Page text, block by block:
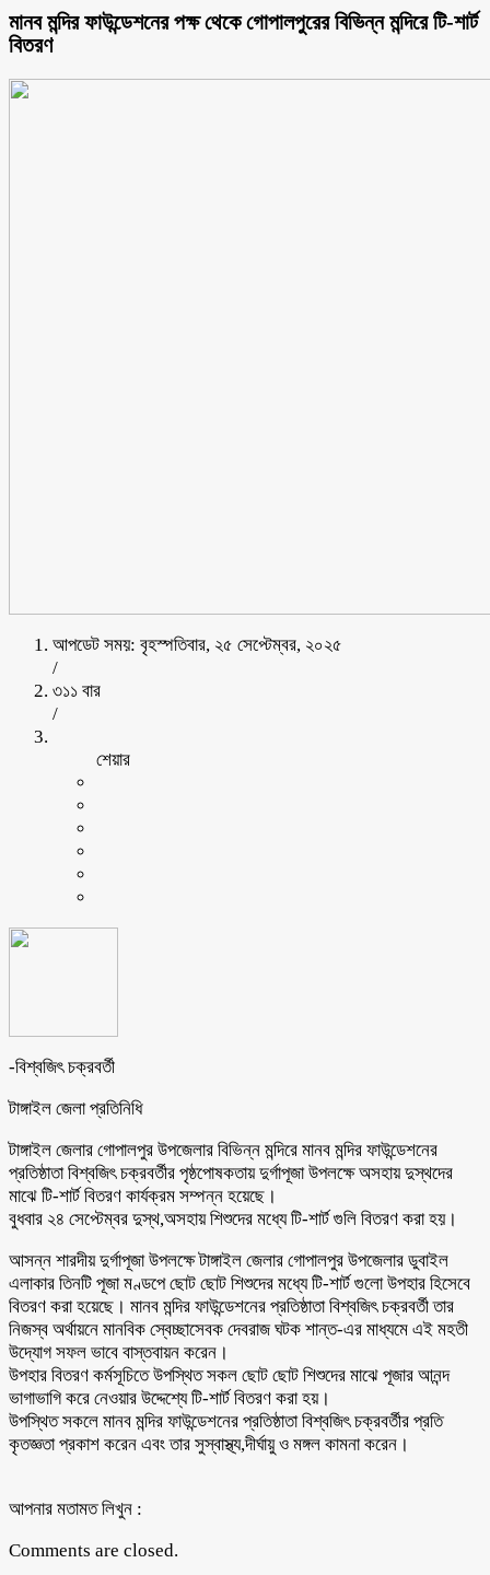
মানব মন্দির ফাউন্ডেশনের পক্ষ থেকে গোপালপুরের বিভিন্ন মন্দিরে টি-শার্ট
বিতরণ
আপডেট সময়: বৃহস্পতিবার, ২৫ সেপ্টেম্বর, ২০২৫
/
৩১১ বার
/
শেয়ার
-বিশ্বজিৎ চক্রবর্তী
টাঙ্গাইল জেলা প্রতিনিধি
টাঙ্গাইল জেলার গোপালপুর উপজেলার বিভিন্ন মন্দিরে মানব মন্দির ফাউন্ডেশনের
প্রতিষ্ঠাতা বিশ্বজিৎ চক্রবর্তীর পৃষ্ঠপোষকতায় দুর্গাপূজা উপলক্ষে অসহায় দুস্থদের
মাঝে টি-শার্ট বিতরণ কার্যক্রম সম্পন্ন হয়েছে।
বুধবার ২৪ সেপ্টেম্বর দুস্থ,অসহায় শিশুদের মধ্যে টি-শার্ট গুলি বিতরণ করা হয়।
আসন্ন শারদীয় দুর্গাপূজা উপলক্ষে টাঙ্গাইল জেলার গোপালপুর উপজেলার ডুবাইল
এলাকার তিনটি পূজা মণ্ডপে ছোট ছোট শিশুদের মধ্যে টি-শার্ট গুলো উপহার হিসেবে
বিতরণ করা হয়েছে। মানব মন্দির ফাউন্ডেশনের প্রতিষ্ঠাতা বিশ্বজিৎ চক্রবর্তী তার
নিজস্ব অর্থায়নে মানবিক স্বেচ্ছাসেবক দেবরাজ ঘটক শান্ত-এর মাধ্যমে এই মহতী
উদ্যোগ সফল ভাবে বাস্তবায়ন করেন।
উপহার বিতরণ কর্মসূচিতে উপস্থিত সকল ছোট ছোট শিশুদের মাঝে পূজার আনন্দ
ভাগাভাগি করে নেওয়ার উদ্দেশ্যে টি-শার্ট বিতরণ করা হয়।
উপস্থিত সকলে মানব মন্দির ফাউন্ডেশনের প্রতিষ্ঠাতা বিশ্বজিৎ চক্রবর্তীর প্রতি
কৃতজ্ঞতা প্রকাশ করেন এবং তার সুস্বাস্থ্য,দীর্ঘায়ু ও মঙ্গল কামনা করেন।
আপনার মতামত লিখুন :
Comments are closed.